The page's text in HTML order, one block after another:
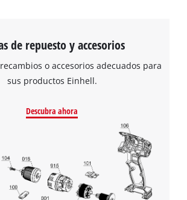
de repuesto y accesorios
o accesorios adecuados para
sus productos Einhell.
Descubra ahora